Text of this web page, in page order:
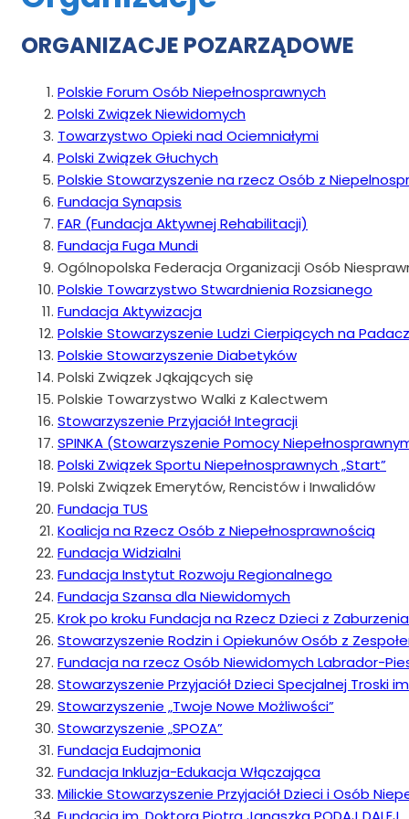
ORGANIZACJE POZARZĄDOWE
Polskie Forum Osób Niepełnosprawnych
Polski Związek Niewidomych
Towarzystwo Opieki nad Ociemniałymi
Polski Związek Głuchych
Polskie Stowarzyszenie na rzecz Osób z
Fundacja Synapsis
FAR (Fundacja Aktywnej Rehabilitacji)
Fundacja Fuga Mundi
Ogólnopolska Federacja Organizacji Osób
Polskie Towarzystwo Stwardnienia Rozsianego
Fundacja Aktywizacja
Polskie Stowarzyszenie Ludzi Cierpiących na
Polskie Stowarzyszenie Diabetyków
Polski Związek Jąkających się
Polskie Towarzystwo Walki z Kalectwem
Stowarzyszenie Przyjaciół Integracji
SPINKA (Stowarzyszenie Pomocy
Polski Związek Sportu Niepełnosprawnych „Start”
Polski Związek Emerytów, Rencistów i Inwalidów
Fundacja TUS
Koalicja na Rzecz Osób z Niepełnosprawnością
Fundacja Widzialni
Fundacja Instytut Rozwoju Regionalnego
Fundacja Szansa dla Niewidomych
Krok po kroku Fundacja na Rzecz Dzieci z
Stowarzyszenie Rodzin i Opiekunów Osób z
Fundacja na rzecz Osób Niewidomych Labrador-
Stowarzyszenie Przyjaciół Dzieci Specjalnej Troski
Stowarzyszenie „Twoje Nowe Możliwości”
Stowarzyszenie „SPOZA”
Fundacja Eudajmonia
Fundacja Inkluzja-Edukacja Włączająca
Milickie Stowarzyszenie Przyjaciół Dzieci i Osób